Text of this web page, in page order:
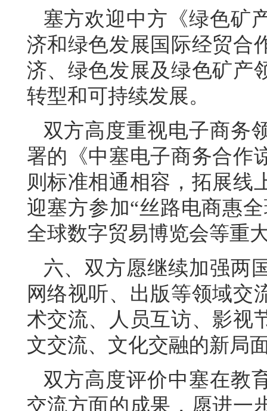
塞方欢迎中方《绿色矿
济和绿色发展国际经贸合
济、绿色发展及绿色矿产
转型和可持续发展。
双方高度重视电子商务
署的《中塞电子商务合作
则标准相通相容，拓展线
迎塞方参加“丝路电商惠
全球数字贸易博览会等重
六、双方愿继续加强两
网络视听、出版等领域交
术交流、人员互访、影视
文交流、文化交融的新局
双方高度评价中塞在教
交流方面的成果，愿进一